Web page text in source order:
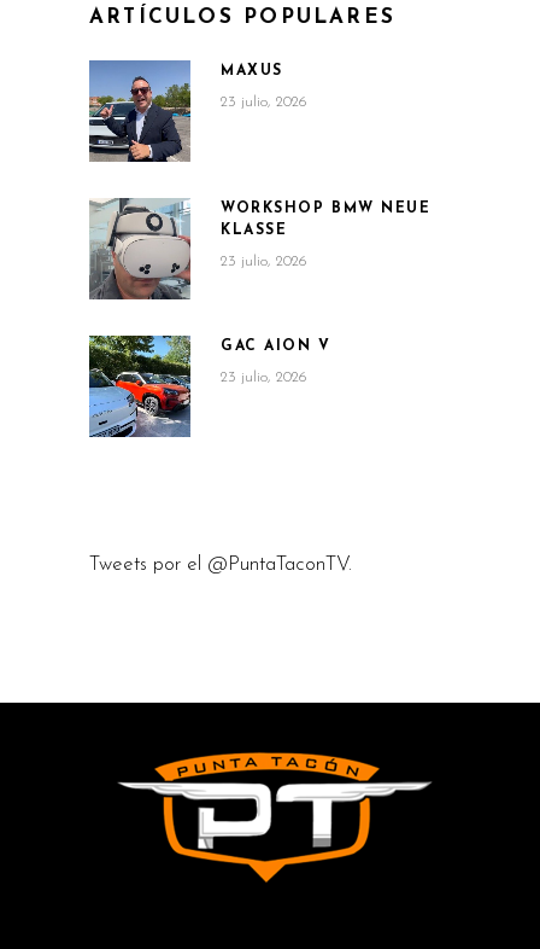
ARTÍCULOS POPULARES
MAXUS
23 julio, 2026
WORKSHOP BMW NEUE
KLASSE
23 julio, 2026
GAC AION V
23 julio, 2026
Tweets por el @PuntaTaconTV.